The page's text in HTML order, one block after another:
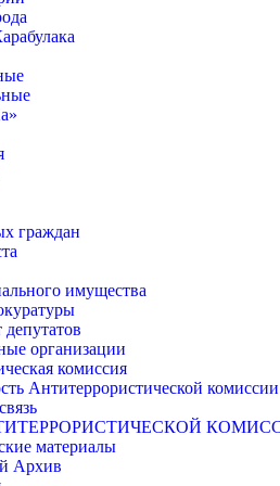
граждан
имущества
депутатов
организации
комиссия
Антитеррористической комиссии
материалы
Архив